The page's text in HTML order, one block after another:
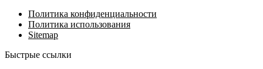
Политика конфиденциальности
Политика использования
Sitemap
Быстрые ссылки